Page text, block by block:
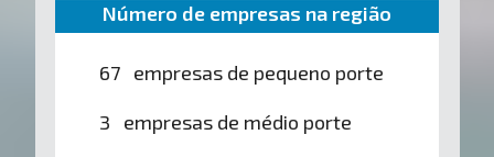
Número de empresas na região
67 empresas de pequeno porte
3 empresas de médio porte